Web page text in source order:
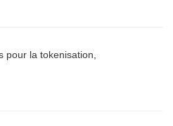
pour la tokenisation,